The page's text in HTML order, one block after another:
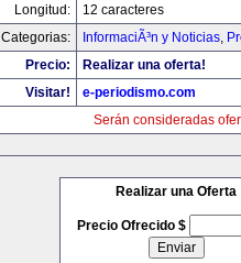
Longitud:
12 caracteres
Categorias:
InformaciÃ³n y Noticias,
Precio:
Realizar una oferta!
Visitar!
e-periodismo.com
Serán consideradas
Realizar una Oferta
Precio Ofrecido $